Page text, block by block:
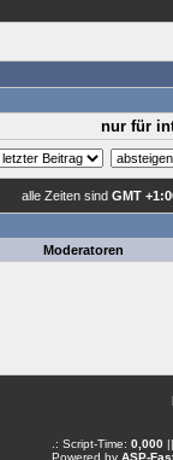
nur für
alle Zeiten sind GMT
Moderatoren
.: Script-Time: 0,000||
Powered by ASP-